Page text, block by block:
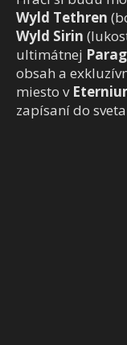
Wyld Tethren
Wyld Sirin
ultimátnej
obsah a
miesto v
zapísaní do